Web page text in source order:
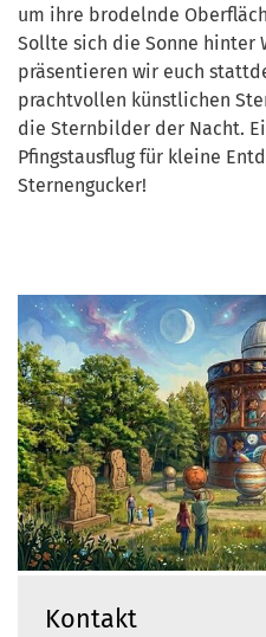
um ihre brodelnde
Sollte sich die Sonne hinter
präsentieren wir euch
prachtvollen künstlichen
die Sternbilder der Nacht.
Pfingstausflug für kleine
Sternengucker!
Kontakt